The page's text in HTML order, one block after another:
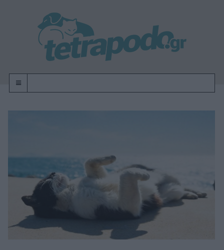
OFF-CANVAS-TOGGLE